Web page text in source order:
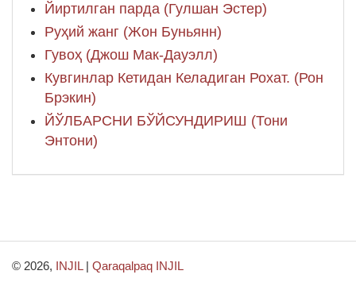
Йиртилган парда (Гулшан Эстер)
Руҳий жанг (Жон Буньянн)
Гувоҳ (Джош Мак-Дауэлл)
Кувгинлар Кетидан Келадиган Рохат. (Рон
Брэкин)
ЙЎЛБАРСНИ БЎЙСУНДИРИШ (Тони
Энтони)
© 2026, INJIL| Qaraqalpaq INJIL